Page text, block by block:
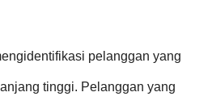
pelanggan yang
tinggi. Pelanggan yang